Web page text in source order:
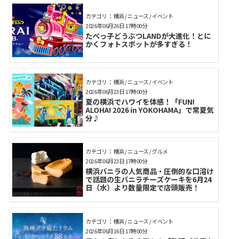
カテゴリ： 横浜 / ニュース / イベント
たべっ子どうぶつLANDが大進化！とに
かくフォトスポットが多すぎる！
2026年06月26日 17時00分
カテゴリ： 横浜 / ニュース / イベント
夏の横浜でハワイを体感！「FUN!
ALOHA! 2026 in YOKOHAMA」で常夏気
分♪
2026年06月23日 17時00分
カテゴリ： 横浜 / ニュース / グルメ
横浜バニラの人気商品・圧倒的な口溶け
で話題の生バニラチーズケーキを6月24
日（水）より数量限定で店頭販売！
2026年06月23日 17時00分
カテゴリ： 横浜 / ニュース / イベント
2026年06月16日 17時00分